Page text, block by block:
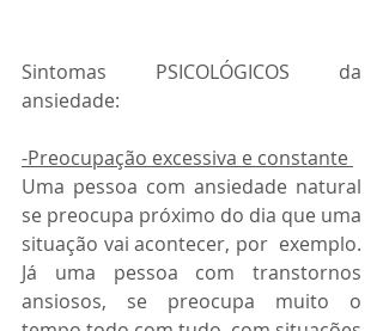
Sintomas PSICOLÓGICOS da
ansiedade:
-Preocupação excessiva e constante
Uma pessoa com ansiedade natural
se preocupa próximo do dia que uma
situação vai acontecer, por  exemplo.
Já uma pessoa com transtornos
ansiosos, se preocupa muito o